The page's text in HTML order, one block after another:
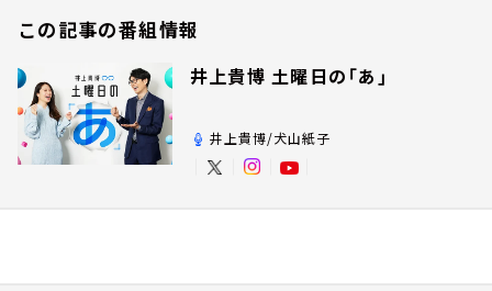
この記事の番組情報
井上貴博 土曜日の「あ」
井上貴博/犬山紙子